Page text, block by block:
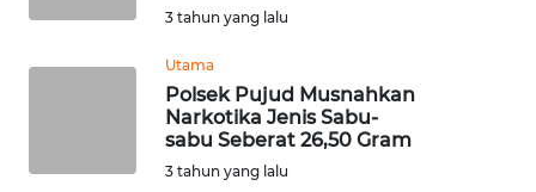
3 tahun yang lalu
Utama
Polsek Pujud Musnahkan
Narkotika Jenis Sabu-
sabu Seberat 26,50 Gram
3 tahun yang lalu
WN
JABAR